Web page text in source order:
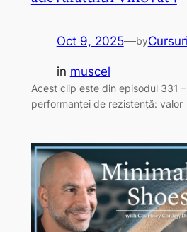
Oct 9, 2025—by
in muscel
Acest clip este din episodul 331
performanței de rezistență: valor